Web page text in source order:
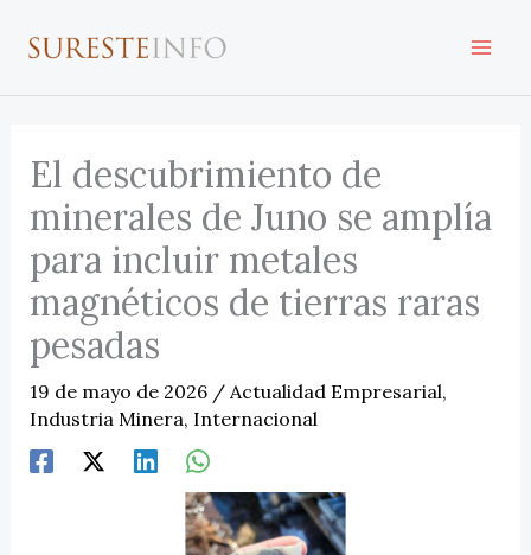
El descubrimiento de
minerales de Juno se amplía
para incluir metales
magnéticos de tierras raras
pesadas
19 de mayo de 2026 / Actualidad Empresarial,
Industria Minera, Internacional